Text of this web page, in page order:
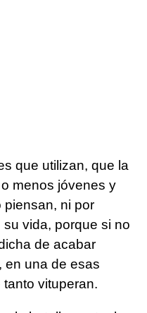
que utilizan, que la
menos jóvenes y
piensan, ni por
vida, porque si no
de acabar
en una de esas
vituperan.